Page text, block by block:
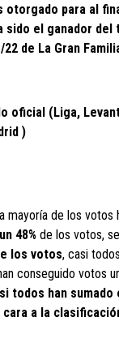
otorgado para al
sido el ganador
de La Gran
oficial (Liga,
)
mayoría de los votos
48% de los votos,
los votos, casi
conseguido votos
todos han
a la